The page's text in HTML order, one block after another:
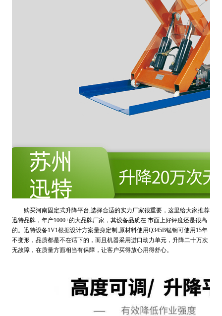
购买河南固定式升降平台,选择合适的实力厂家很重要，这里给大家推荐
迅特品牌，年产1000+的大品牌厂家，其设备品质在 市面上好评度还是很高
的。迅特设备1V1根据设计方案量身定制,原材料使用Q345B锰钢可使用15年
不变形，品质都是不在话下的，而且机器采用进口动力单元，升降二十万次
无故障，在质量方面相当有保障，让客户买得放心用得舒心。